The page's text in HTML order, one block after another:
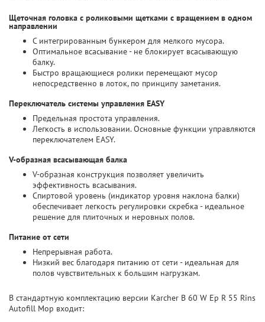
Щеточная головка с роликовыми щетками с вращением в одном
направлении
С интегрированным бункером для мелкого мусора.
Оптимальное всасывание - не блокирует всасывающую
балку.
Быстро вращающиеся ролики перемещают мусор
непосредственно в лоток, по принципу заметания.
Переключатель системы управления EASY
Предельная простота управления.
Легкость в использовании. Основные функции управляются
переключателем EASY.
V-образная всасывающая балка
V-образная конструкция позволяет увеличить
эффективность всасывания.
Спиртовой уровень (индикатор уровня наклона балки)
обеспечивает легкость регулировки скребка - идеальное
решение для плиточных и неровных полов.
Питание от сети
Непрерывная работа.
Низкий вес благодаря питанию от сети - идеальная для
полов чувствительных к большим нагрузкам.
В стандартную комплектацию версии Karcher B 60 W Ep R 55 Rins
Autofill Mop входит: